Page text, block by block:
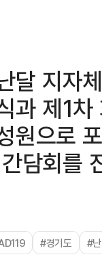
달 지자
과 제1
원으로
담회를
#경기도 #